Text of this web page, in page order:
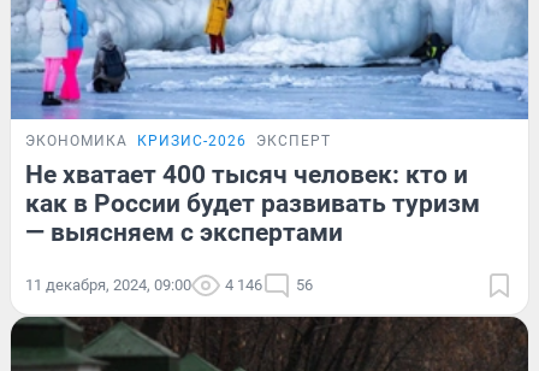
ЭКОНОМИКА КРИЗИС-2026 ЭКСПЕРТ
Не хватает 400 тысяч человек: кто и
как в России будет развивать туризм
— выясняем с экспертами
11 декабря, 2024, 09:00 4 146 56